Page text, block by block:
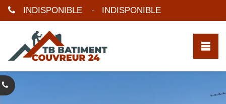
INDISPONIBLE - INDISPONIBLE